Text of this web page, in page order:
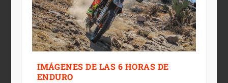
IMÁGENES DE LAS 6 HORAS DE
ENDURO